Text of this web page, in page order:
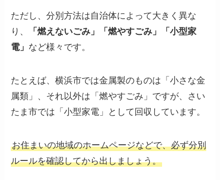
ただし、分別方法は自治体によって大きく異な
り、
「燃えないごみ」「燃やすごみ」「小型家
電」 など様々です。
たとえば、横浜市では金属製のものは「小さな金
属類」、それ以外は「燃やすごみ」ですが、さい
たま市では「小型家電」として回収しています。
お住まいの地域のホームページなどで、必ず分別
ルールを確認してから出しましょう。